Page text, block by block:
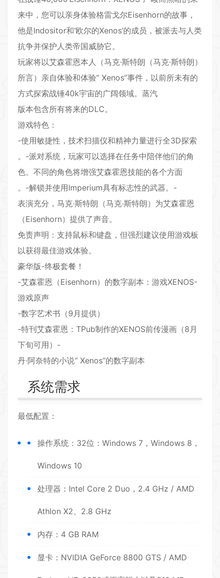
来中，您可以亲身体验格雷戈尔Eisenhorn的故事，
他是Indositor和‘欧尔的Xenos’的成员，被派去与人类
抗争并保护人类帝国威胁它。
玩家将以艾森霍恩本人（马克·斯特朗（马克·斯特朗）
所言）亲自体验和体验“ Xenos”事件，以前所未有的
方式探索战锤40k宇宙的广阔领域。蒸汽
版本包含所有将来的DLC。
游戏特色：
-使用敏捷性，技术扫描仪和精神力量进行全3D探索
。-派对系统，玩家可以选择在任务中陪伴他们的角
色。不同的角色将增强艾森霍恩技能的各个方面
。-解锁并使用Imperium具有标志性的武器。-
表演充分，马克·斯特朗（马克·斯特朗）为艾森霍恩
（Eisenhorn）提供了声音。
免责声明：支持鼠标和键盘，但强烈建议使用游戏板
以获得最佳游戏体验。
豪华版-终极套餐！
-艾森霍恩（Eisenhorn）的数字副本：游戏XENOS-
游戏原声
-数字艺术书（9月提供）
-特刊艾森霍恩：TPub制作的XENOS前传漫画（8月
下旬可用）-
丹·阿奈特的小说“ Xenos”的数字副本
系统需求
最低配置：
操作系统：32位：Windows 7，Windows 8，
Windows 10
处理器：Intel Core 2 Duo，2.4 GHz / AMD
Athlon X2、2.8 GHz
内存：4 GB RAM
显卡：NVIDIA GeForce 8800 GTS / AMD